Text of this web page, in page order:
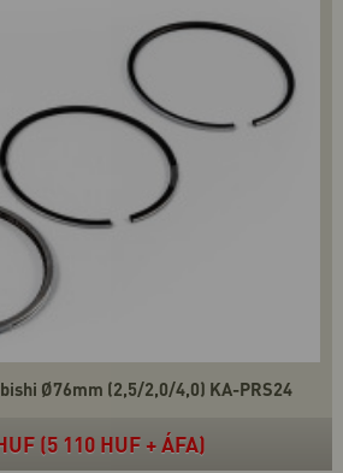
Ø76mm (2,5/2,0/4,0) KA-PRS24
(5 110 HUF + ÁFA)